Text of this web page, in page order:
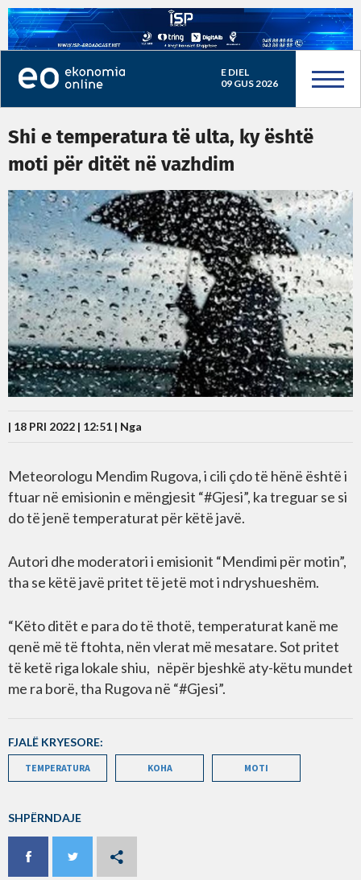
E DIEL
09 GUS 2026
Shi e temperatura të ulta, ky është
moti për ditët në vazhdim
| 18 PRI 2022 | 12:51 | Nga
Meteorologu Mendim Rugova, i cili çdo të hënë është i
ftuar në emisionin e mëngjesit “#Gjesi”, ka treguar se si
do të jenë temperaturat për këtë javë.
Autori dhe moderatori i emisionit “Mendimi për motin”,
tha se këtë javë pritet të jetë mot i ndryshueshëm.
“Këto ditët e para do të thotë, temperaturat kanë me
qenë më të ftohta, nën vlerat më mesatare. Sot pritet
të ketë riga lokale shiu, nëpër bjeshkë aty-këtu mundet
me ra borë, tha Rugova në “#Gjesi”.
FJALË KRYESORE:
TEMPERATURA KOHA MOTI
SHPËRNDAJE